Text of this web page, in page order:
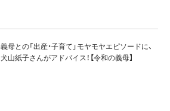
義母との「出産・子育て」モヤモヤエピソードに、
犬山紙子さんがアドバイス！【令和の義母】